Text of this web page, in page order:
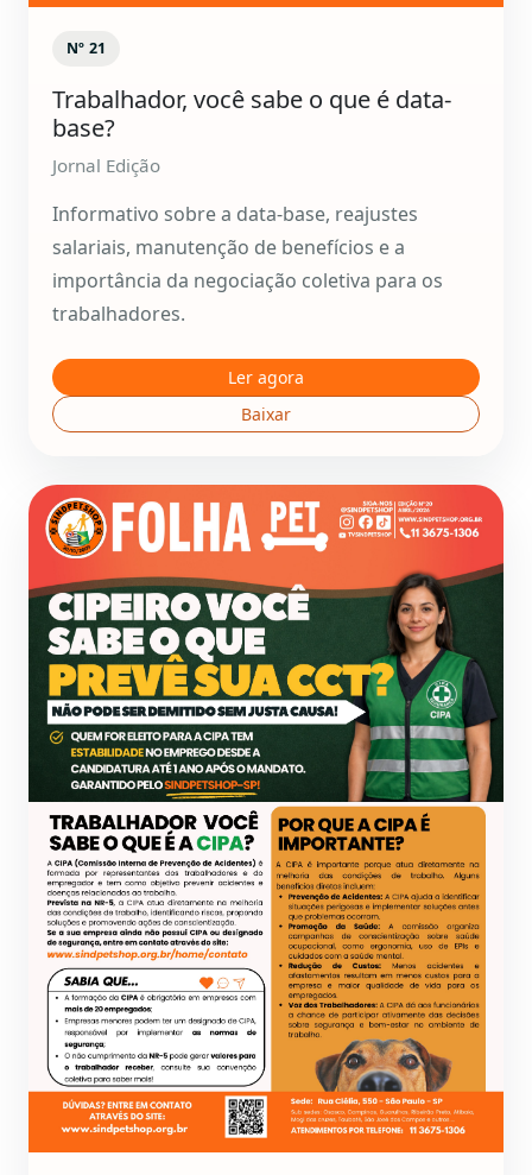
Nº 21
Trabalhador, você sabe o que é data-
base?
Jornal Edição
Informativo sobre a data-base, reajustes
salariais, manutenção de benefícios e a
importância da negociação coletiva para os
trabalhadores.
Ler agora
Baixar